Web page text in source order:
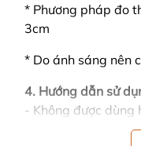
* Phương pháp đo
3cm
* Do ánh sáng nên
4. Hướng dẫn sử
- Không được dùng